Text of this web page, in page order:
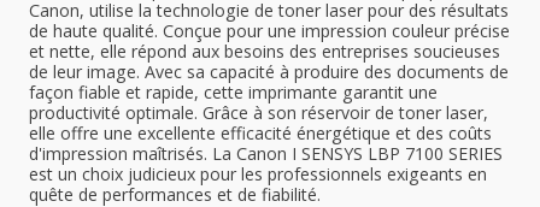
Canon, utilise la technologie de toner laser pour des résultats
de haute qualité. Conçue pour une impression couleur précise
et nette, elle répond aux besoins des entreprises soucieuses
de leur image. Avec sa capacité à produire des documents de
façon fiable et rapide, cette imprimante garantit une
productivité optimale. Grâce à son réservoir de toner laser,
elle offre une excellente efficacité énergétique et des coûts
d'impression maîtrisés. La Canon I SENSYS LBP 7100 SERIES
est un choix judicieux pour les professionnels exigeants en
quête de performances et de fiabilité.